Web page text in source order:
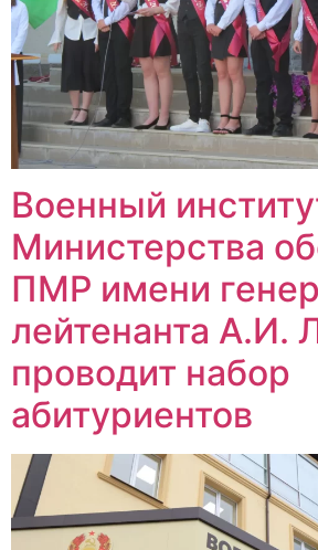
Военный
Министерства
ПМР имени
лейтенанта А.И.
проводит набор
абитуриентов